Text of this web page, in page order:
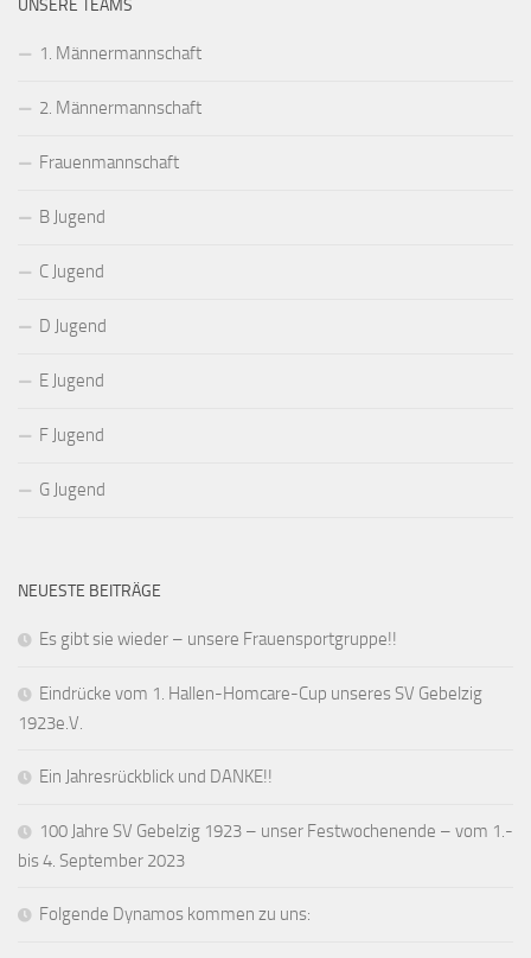
UNSERE TEAMS
1. Männermannschaft
2. Männermannschaft
Frauenmannschaft
B Jugend
C Jugend
D Jugend
E Jugend
F Jugend
G Jugend
NEUESTE BEITRÄGE
Es gibt sie wieder – unsere Frauensportgruppe!!
Eindrücke vom 1. Hallen-Homcare-Cup unseres SV Gebelzig
1923e.V.
Ein Jahresrückblick und DANKE!!
100 Jahre SV Gebelzig 1923 – unser Festwochenende – vom 1.-
bis 4. September 2023
Folgende Dynamos kommen zu uns: